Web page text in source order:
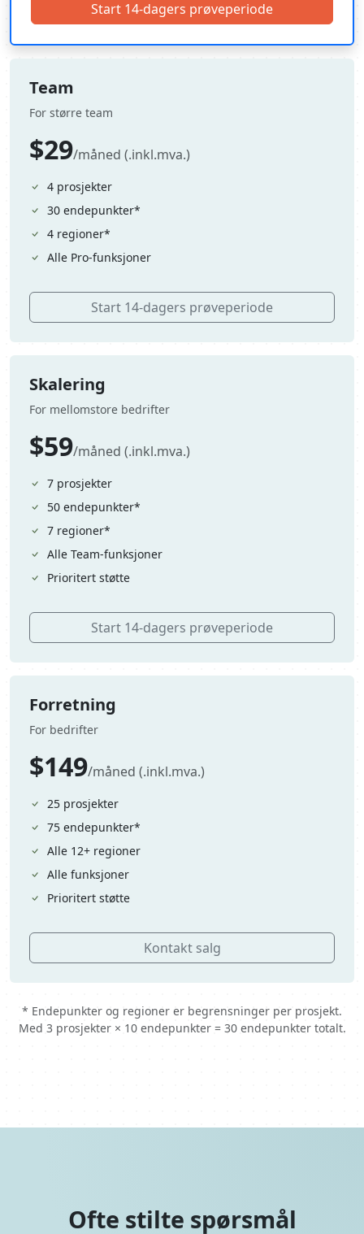
Start 14-dagers prøveperiode
Team
For større team
$29/måned (.inkl.mva.)
4 prosjekter
30 endepunkter*
4 regioner*
Alle Pro-funksjoner
Start 14-dagers prøveperiode
Skalering
For mellomstore bedrifter
$59/måned (.inkl.mva.)
7 prosjekter
50 endepunkter*
7 regioner*
Alle Team-funksjoner
Prioritert støtte
Start 14-dagers prøveperiode
Forretning
For bedrifter
$149/måned (.inkl.mva.)
25 prosjekter
75 endepunkter*
Alle 12+ regioner
Alle funksjoner
Prioritert støtte
Kontakt salg
* Endepunkter og regioner er begrensninger per prosjekt.
Med 3 prosjekter × 10 endepunkter = 30 endepunkter totalt.
Ofte stilte spørsmål